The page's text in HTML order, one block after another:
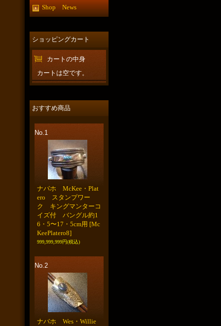
Shop News
ショッピングカート
カートの中身
カートは空です。
おすすめ商品
No.1
ナバホ McKee・Plat
ero スタンプワー
ク キングマンターコ
イズ付 バングル約1
6・5〜17・5cm用 [Mc
KeePlatero8]
999,999,999円(税込)
No.2
ナバホ Wes・Willie